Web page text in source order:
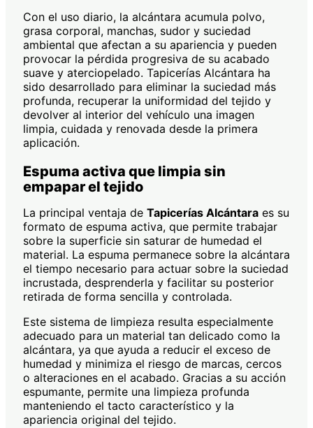
Con el uso diario, la alcántara acumula polvo,
grasa corporal, manchas, sudor y suciedad
ambiental que afectan a su apariencia y pueden
provocar la pérdida progresiva de su acabado
suave y aterciopelado. Tapicerías Alcántara ha
sido desarrollado para eliminar la suciedad más
profunda, recuperar la uniformidad del tejido y
devolver al interior del vehículo una imagen
limpia, cuidada y renovada desde la primera
aplicación.
Espuma activa que limpia sin
empapar el tejido
La principal ventaja de Tapicerías Alcántara es su
formato de espuma activa, que permite trabajar
sobre la superficie sin saturar de humedad el
material. La espuma permanece sobre la alcántara
el tiempo necesario para actuar sobre la suciedad
incrustada, desprenderla y facilitar su posterior
retirada de forma sencilla y controlada.
Este sistema de limpieza resulta especialmente
adecuado para un material tan delicado como la
alcántara, ya que ayuda a reducir el exceso de
humedad y minimiza el riesgo de marcas, cercos
o alteraciones en el acabado. Gracias a su acción
espumante, permite una limpieza profunda
manteniendo el tacto característico y la
apariencia original del tejido.